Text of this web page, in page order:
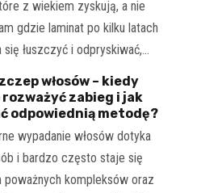
z wiekiem zyskują, a nie
gdzie laminat po kilku latach
się łuszczyć i odpryskiwać,…
włosów – kiedy
zabieg i jak
odpowiednią metodę?
wypadanie włosów dotyka
i bardzo często staje się
poważnych kompleksów oraz